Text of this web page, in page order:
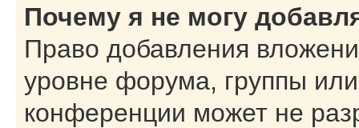
Почему я не могу
Право добавления
уровне форума, группы
конференции может не